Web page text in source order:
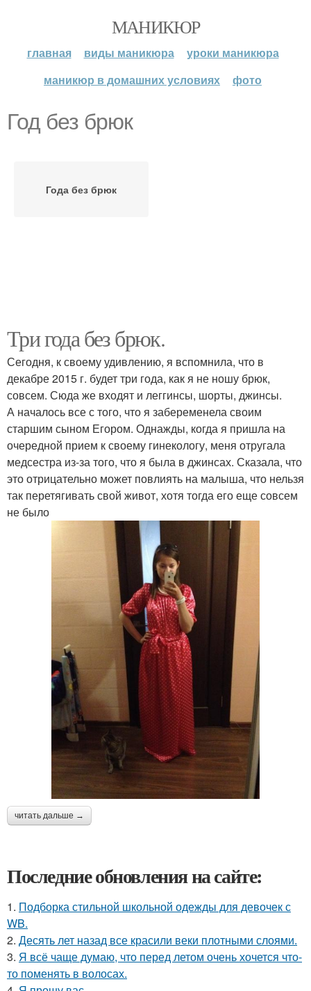
МАНИКЮР
главная виды маникюра
уроки маникюра
маникюр в домашних условиях
фото
Год без брюк
Года без брюк
Три года без брюк.
Сегодня, к своему удивлению, я вспомнила, что в
декабре 2015 г. будет три года, как я не ношу брюк,
совсем. Сюда же входят и леггинсы, шорты, джинсы.
А началось все с того, что я забеременела своим
старшим сыном Егором. Однажды, когда я пришла на
очередной прием к своему гинекологу, меня отругала
медсестра из-за того, что я была в джинсах. Сказала, что
это отрицательно может повлиять на малыша, что нельзя
так перетягивать свой живот, хотя тогда его еще совсем
не было
читать дальше →
Последние обновления на сайте:
1. Подборка стильной школьной одежды для девочек с
WB.
2. Десять лет назад все красили веки плотными слоями.
3. Я всё чаще думаю, что перед летом очень хочется что-
то поменять в волосах.